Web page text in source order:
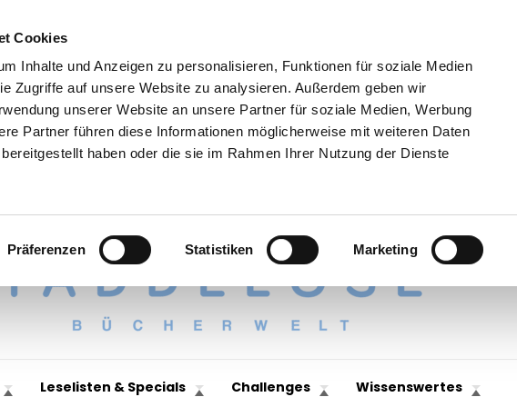
Cookies
Inhalte und Anzeigen zu personalisieren, Funktionen für soziale Medien
Zugriffe auf unsere Website zu analysieren. Außerdem geben wir
unserer Website an unsere Partner für soziale Medien, Werbung
Partner führen diese Informationen möglicherweise mit weiteren Daten
haben oder die sie im Rahmen Ihrer Nutzung der Dienste
Präferenzen Statistiken Marketing
Leselisten & Specials Challenges Wissenswertes